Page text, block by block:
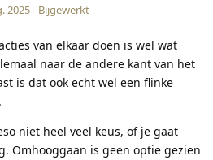
2025 Bijgewerkt
van elkaar doen is wel wat
naar de andere kant van het
is dat ook echt wel een flinke
niet heel veel keus, of je gaat
Omhooggaan is geen optie gezien